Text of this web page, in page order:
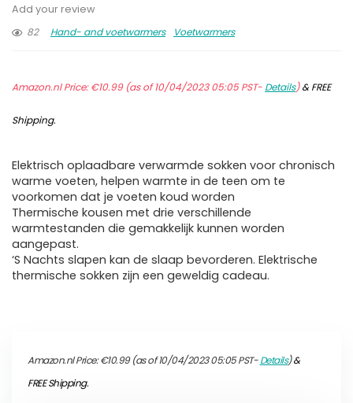
Add your review
82
Hand- and voetwarmers Voetwarmers
Amazon.nl Price:€10.99(as of 10/04/2023 05:05 PST- Details)&FREE
Shipping.
Elektrisch oplaadbare verwarmde sokken voor chronisch
warme voeten, helpen warmte in de teen om te
voorkomen dat je voeten koud worden
Thermische kousen met drie verschillende
warmtestanden die gemakkelijk kunnen worden
aangepast.
‘S Nachts slapen kan de slaap bevorderen. Elektrische
thermische sokken zijn een geweldig cadeau.
Amazon.nl Price:€10.99(as of 10/04/2023 05:05 PST-Details)&
FREE Shipping.